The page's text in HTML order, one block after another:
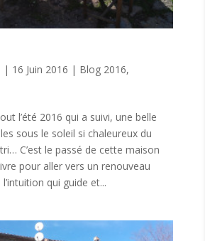
| 16 Juin 2016 | Blog 2016,
2016 qui a suivi, une belle
sous le soleil si chaleureux du
C’est le passé de cette maison
pour aller vers un renouveau
qui guide et...